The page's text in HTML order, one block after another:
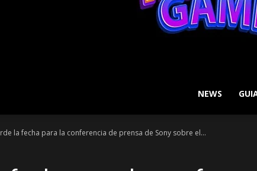
NEWS
la fecha para la conferencia de prensa de Sony sobre el...